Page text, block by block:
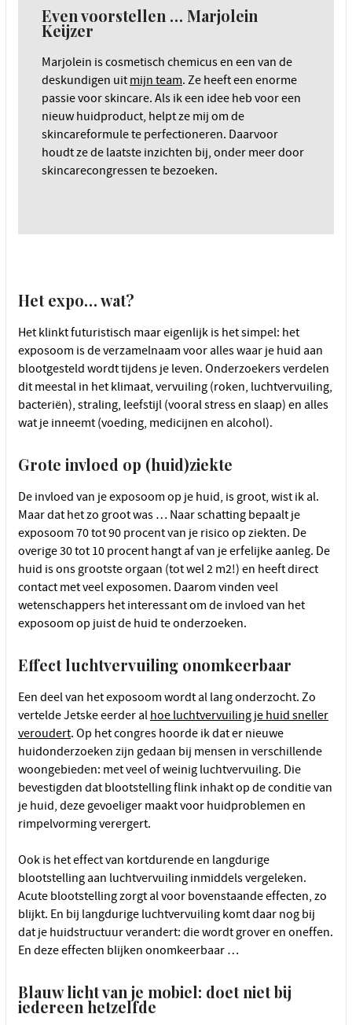
Even voorstellen … Marjolein
Keijzer
Marjolein is cosmetisch chemicus en een van de
deskundigen uit mijn team. Ze heeft een enorme
passie voor skincare. Als ik een idee heb voor een
nieuw huidproduct, helpt ze mij om de
skincareformule te perfectioneren. Daarvoor
houdt ze de laatste inzichten bij, onder meer door
skincarecongressen te bezoeken.
Het expo… wat?
Het klinkt futuristisch maar eigenlijk is het simpel: het
exposoom is de verzamelnaam voor alles waar je huid aan
blootgesteld wordt tijdens je leven. Onderzoekers verdelen
dit meestal in het klimaat, vervuiling (roken, luchtvervuiling,
bacteriën), straling, leefstijl (vooral stress en slaap) en alles
wat je inneemt (voeding, medicijnen en alcohol).
Grote invloed op (huid)ziekte
De invloed van je exposoom op je huid, is groot, wist ik al.
Maar dat het zo groot was … Naar schatting bepaalt je
exposoom 70 tot 90 procent van je risico op ziekten. De
overige 30 tot 10 procent hangt af van je erfelijke aanleg. De
huid is ons grootste orgaan (tot wel 2 m2!) en heeft direct
contact met veel exposomen. Daarom vinden veel
wetenschappers het interessant om de invloed van het
exposoom op juist de huid te onderzoeken.
Effect luchtvervuiling onomkeerbaar
Een deel van het exposoom wordt al lang onderzocht. Zo
vertelde Jetske eerder al hoe luchtvervuiling je huid sneller
veroudert. Op het congres hoorde ik dat er nieuwe
huidonderzoeken zijn gedaan bij mensen in verschillende
woongebieden: met veel of weinig luchtvervuiling. Die
bevestigden dat blootstelling flink inhakt op de conditie van
je huid, deze gevoeliger maakt voor huidproblemen en
rimpelvorming verergert.
Ook is het effect van kortdurende en langdurige
blootstelling aan luchtvervuiling inmiddels vergeleken.
Acute blootstelling zorgt al voor bovenstaande effecten, zo
blijkt. En bij langdurige luchtvervuiling komt daar nog bij
dat je huidstructuur verandert: die wordt grover en oneffen.
En deze effecten blijken onomkeerbaar …
Blauw licht van je mobiel: doet niet bij
iedereen hetzelfde